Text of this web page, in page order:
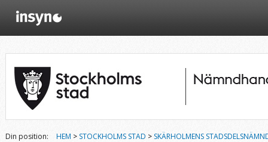
Din position: HEM > STOCKHOLMS STAD > SKÄRHOLMENS